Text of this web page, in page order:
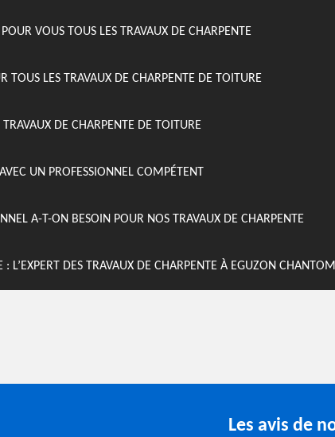
VOUS TOUS LES TRAVAUX DE CHARPENTE
TOUS LES TRAVAUX DE CHARPENTE DE TOITURE
DE CHARPENTE DE TOITURE
UN PROFESSIONNEL COMPÉTENT
A-T-ON BESOIN POUR NOS TRAVAUX DE CHARPENTE
: L’EXPERT DES TRAVAUX DE CHARPENTE À EGUZON
Les avis de